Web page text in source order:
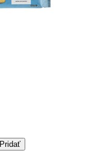
Pridať